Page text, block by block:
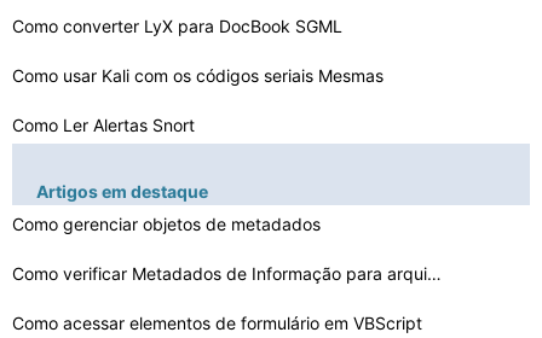
Como converter LyX para DocBook SGML
Como usar Kali com os códigos seriais Mesmas
Como Ler Alertas Snort
Como fazer um batente de porta no Windows Vista
Como instalar um AR5007
Artigos em destaque
Como gerenciar objetos de metadados
Como verificar Metadados de Informação para arquivos …
Como acessar elementos de formulário em VBScript